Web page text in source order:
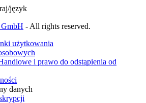
język
GmbH - All rights reserved.
użytkowania
i prawo do odstąpienia od
danych